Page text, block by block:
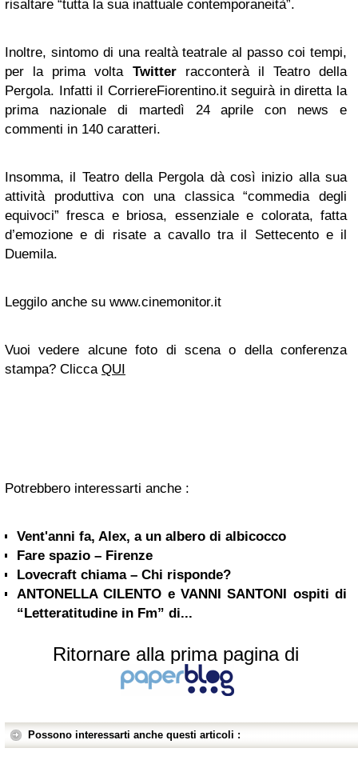
risaltare “tutta la sua inattuale contemporaneità”.
Inoltre, sintomo di una realtà teatrale al passo coi tempi,
per la prima volta Twitterracconterà il Teatro della
Pergola. Infatti il CorriereFiorentino.it seguirà in diretta la
prima nazionale di martedì 24 aprile con news e
commenti in 140 caratteri.
Insomma, il Teatro della Pergola dà così inizio alla sua
attività produttiva con una classica “commedia degli
equivoci” fresca e briosa, essenziale e colorata, fatta
d’emozione e di risate a cavallo tra il Settecento e il
Duemila.
Leggilo anche su www.cinemonitor.it
Vuoi vedere alcune foto di scena o della conferenza
stampa? Clicca QUI
Potrebbero interessarti anche :
Vent'anni fa, Alex, a un albero di albicocco
Fare spazio – Firenze
Lovecraft chiama – Chi risponde?
ANTONELLA CILENTO e VANNI SANTONI ospiti di
“Letteratitudine in Fm” di...
Ritornare alla prima pagina di
Possono interessarti anche questi articoli :